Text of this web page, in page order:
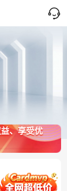
、享受优